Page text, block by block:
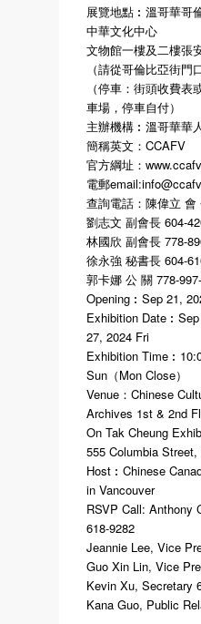
展覽地點︰溫哥華哥
中華文化中心
文物館一樓及二樓張
（請從哥倫比亞街門
（停車：街頭收費
車場，停車自付）
主辦機構︰溫哥華華
簡稱英文：CCAFV
官方綱址：
電郵
查詢電話：陳偉立 會
劉志文 副會長 604-
林國欣 副會長 778-
徐永強 秘書長 604-
郭卡娜 公 關 778-
Opening︰Sep 21,
Exhibition
27, 2024 Fri
Exhibition
Sun（Mon Close）
Venue：Chinese
Archives 1st & 2nd
On Tak Cheung
555 Columbia
Host︰Chinese
in Vancouver
RSVP Call: Anthony
618-9282
Jeannie Lee, Vice
Guo Xin Lin, Vice
Kevin Xu, Secretary
Kana Guo, Public